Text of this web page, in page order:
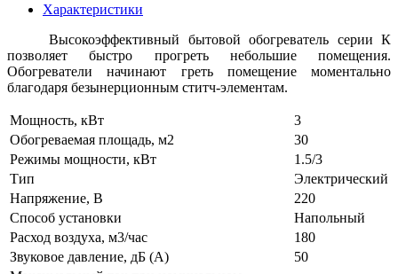
Характеристики
Высокоэффективный бытовой обогреватель серии К
позволяет быстро прогреть небольшие помещения.
Обогреватели начинают греть помещение моментально
благодаря безынерционным ститч-элементам.
Мощность, кВт
3
Обогреваемая площадь, м2
30
Режимы мощности, кВт
1.5/3
Тип
Электрический
Напряжение, В
220
Способ установки
Напольный
Расход воздуха, м3/час
180
Звуковое давление, дБ (А)
50